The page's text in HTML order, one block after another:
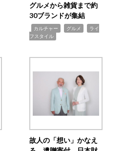
グルメから雑貨まで約
30ブランドが集結
カルチャー グルメ
ライ
フスタイル
故人の「想い」かなえ